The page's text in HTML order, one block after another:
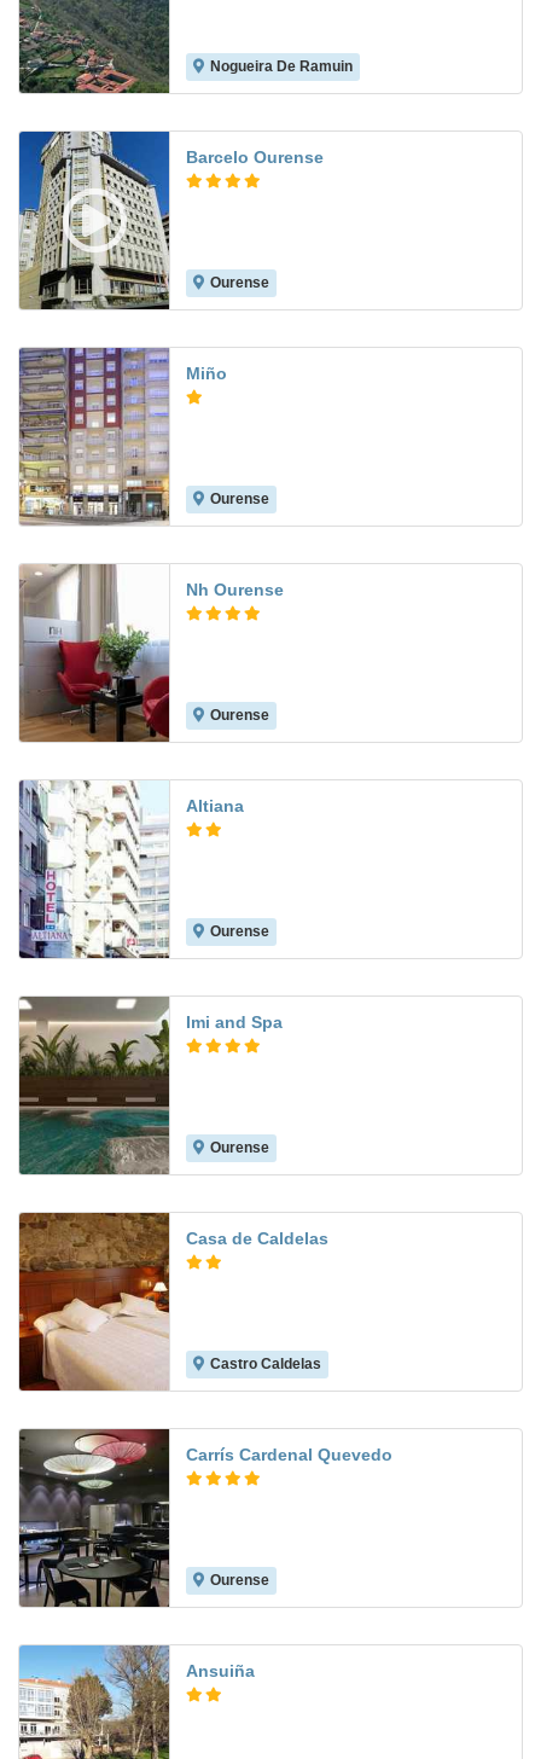
Nogueira De Ramuin
Barcelo Ourense
Ourense
Miño
Ourense
Nh Ourense
Ourense
Altiana
Ourense
Imi and Spa
Ourense
Casa de Caldelas
Castro Caldelas
Carrís Cardenal Quevedo
Ourense
Ansuiña